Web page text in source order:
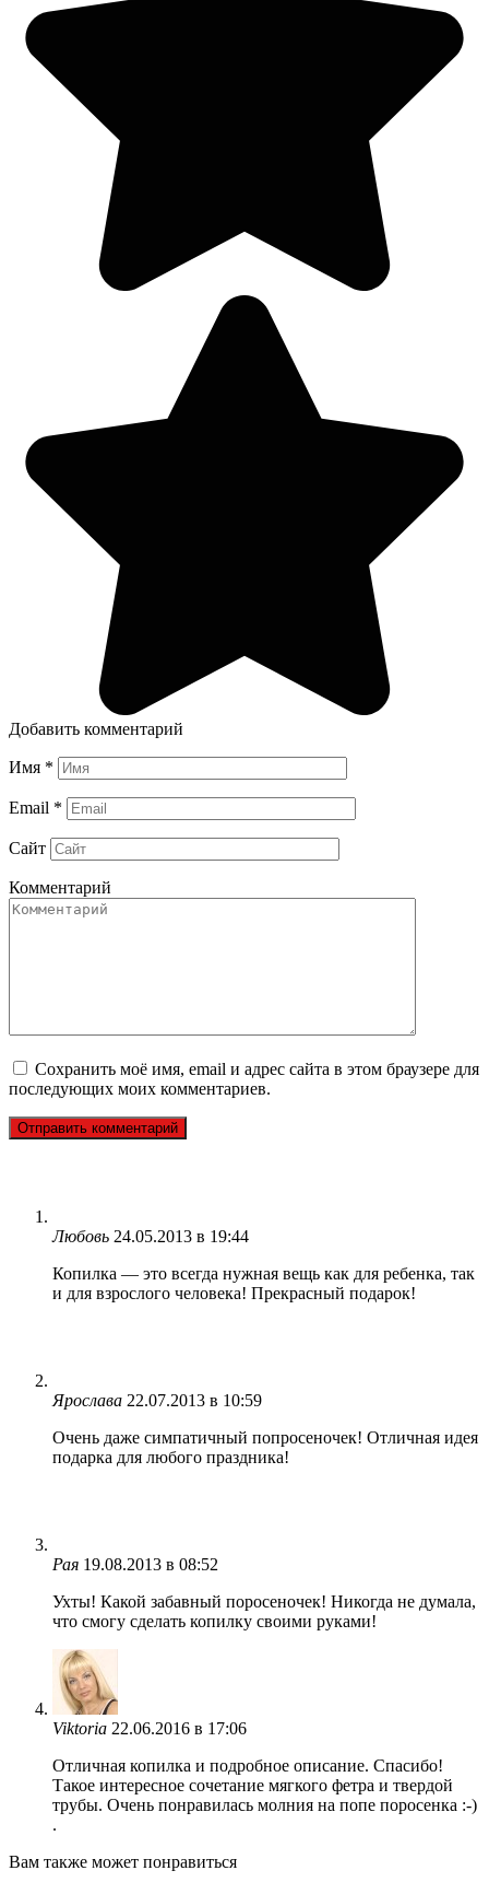
Добавить комментарий
Имя *
Email *
Сайт
Комментарий
Сохранить моё имя, email и адрес сайта в этом браузере для
последующих моих комментариев.
Любовь 24.05.2013 в 19:44
Копилка — это всегда нужная вещь как для ребенка, так
и для взрослого человека! Прекрасный подарок!
Ярослава 22.07.2013 в 10:59
Очень даже симпатичный попросеночек! Отличная идея
подарка для любого праздника!
Рая 19.08.2013 в 08:52
Ухты! Какой забавный поросеночек! Никогда не думала,
что смогу сделать копилку своими руками!
Viktoria 22.06.2016 в 17:06
Отличная копилка и подробное описание. Спасибо!
Такое интересное сочетание мягкого фетра и твердой
трубы. Очень понравилась молния на попе поросенка :-)
.
Вам также может понравиться